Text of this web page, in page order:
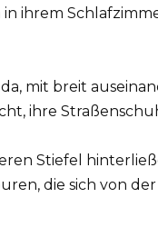
ihrem
mit breit
ihre
Stiefel
die sich von